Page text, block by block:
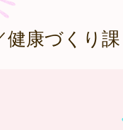
健康づくり課